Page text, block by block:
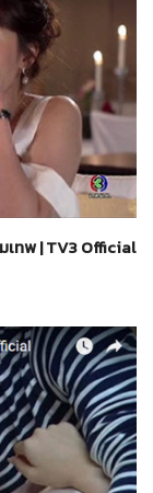
ตลุด
เทพ | TV3 Official